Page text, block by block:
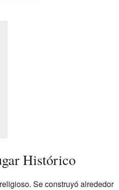
Histórico
Se construyó alrededor